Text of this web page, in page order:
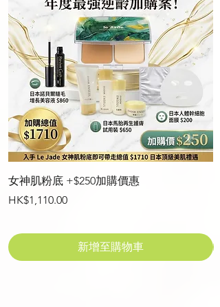
女神肌粉底 +$250加購價惠
價格
HK$1,110.00
新增至購物車